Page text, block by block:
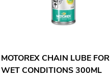
MOTOREX CHAIN LUBE FOR
WET CONDITIONS 300ML